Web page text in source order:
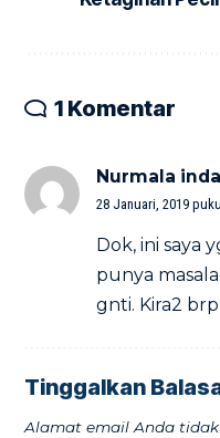
1 Komentar
Nurmala
28 Januari, 2019
Dok, ini saya
punya
gnti. Kira2
Tinggalkan
Alamat email Anda